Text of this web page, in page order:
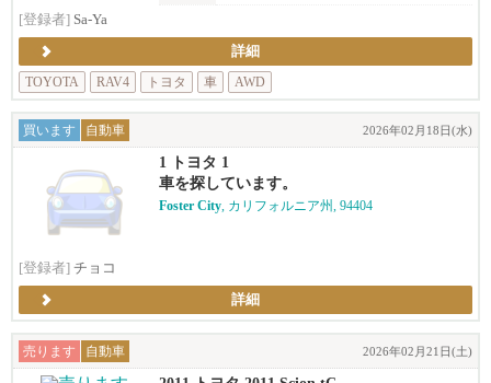
[登録者] Sa-Ya
詳細
TOYOTA
RAV4 トヨタ 車 AWD
買います 自動車 2026年02月18日(水)
1 トヨタ 1
車を探しています。
Foster City, カリフォルニア州, 94404
[登録者] チョコ
詳細
売ります 自動車 2026年02月21日(土)